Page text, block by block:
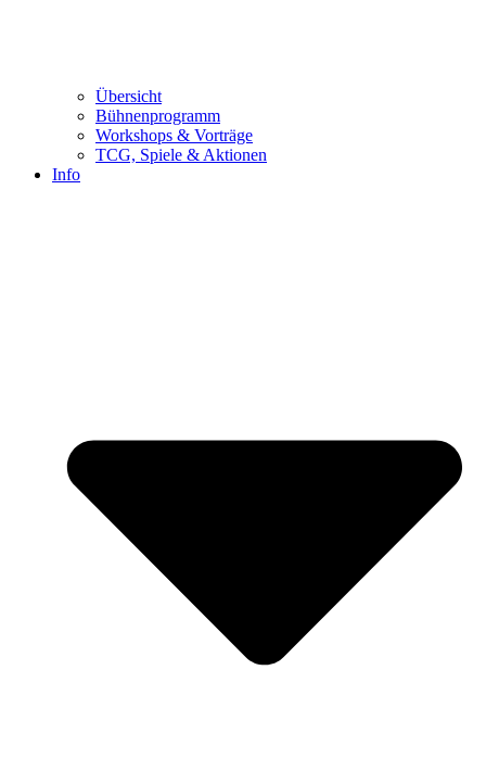
Übersicht
Bühnenprogramm
Workshops & Vorträge
TCG, Spiele & Aktionen
Info